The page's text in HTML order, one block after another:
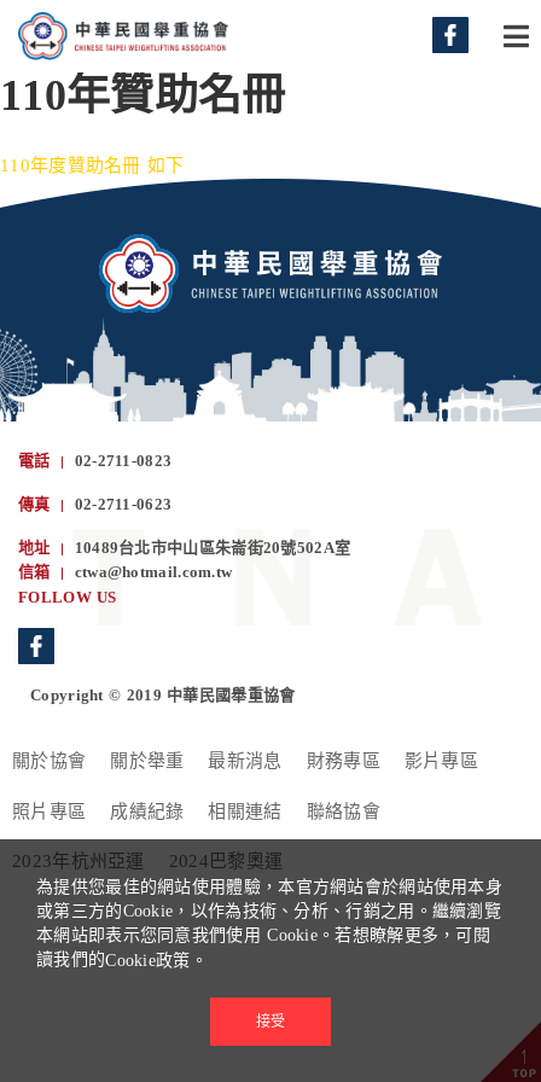
110年贊助名冊
110年度贊助名冊 如下
電話 02-2711-0823
傳真 02-2711-0623
地址
10489台北市中山區朱崙街20號502A室
信箱
ctwa@hotmail.com.tw
FOLLOW US
Copyright © 2019 中華民國舉重協會
關於協會 關於舉重 最新消息 財務專區 影片專區
照片專區 成績紀錄 相關連結 聯絡協會
2023年杭州亞運 2024巴黎奧運
為提供您最佳的網站使用體驗，本官方網站會於網站使用本身
或第三方的Cookie，以作為技術、分析、行銷之用。繼續瀏覽
本網站即表示您同意我們使用 Cookie。若想瞭解更多，可閱
讀我們的Cookie政策。
接受